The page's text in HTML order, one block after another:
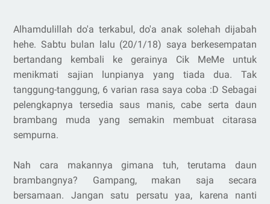
Alhamdulillah do'a terkabul, do'a anak solehah dijabah
hehe. Sabtu bulan lalu (20/1/18) saya berkesempatan
bertandang kembali ke gerainya Cik MeMe untuk
menikmati sajian lunpianya yang tiada dua. Tak
tanggung-tanggung, 6 varian rasa saya coba :D Sebagai
pelengkapnya tersedia saus manis, cabe serta daun
brambang muda yang semakin membuat citarasa
sempurna.
Nah cara makannya gimana tuh, terutama daun
brambangnya? Gampang, makan saja secara
bersamaan. Jangan satu persatu yaa, karena nanti